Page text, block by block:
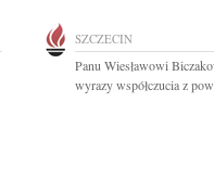
SZCZECIN
Panu Wiesławowi
wyrazy współczucia z